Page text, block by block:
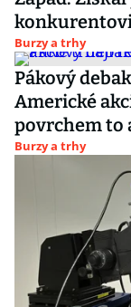
Burzy a trhy
Pákový
Americké
povrchem to
Burzy a trhy